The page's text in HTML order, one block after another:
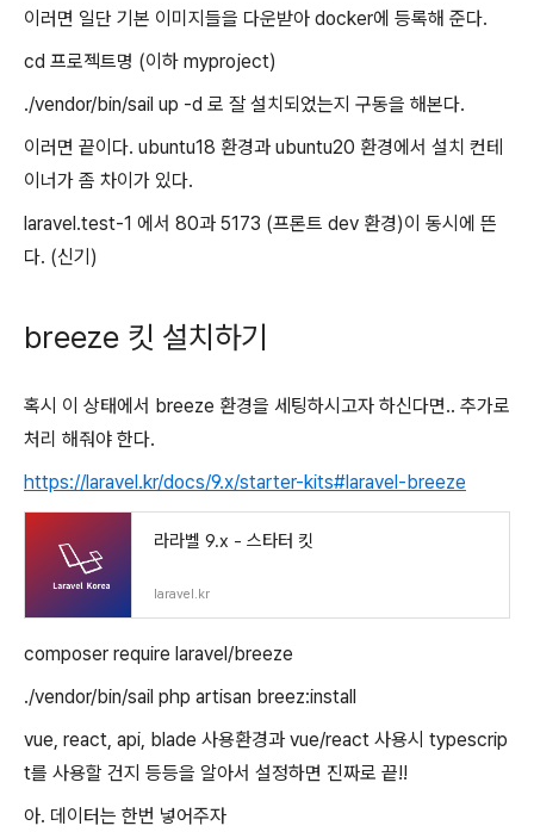
이러면 일단 기본 이미지들을 다운받아 docker에 등록해 준다.
cd 프로젝트명 (이하 myproject)
./vendor/bin/sail up -d 로 잘 설치되었는지 구동을 해본다.
이러면 끝이다. ubuntu18 환경과 ubuntu20 환경에서 설치 컨테
이너가 좀 차이가 있다.
laravel.test-1 에서 80과 5173 (프론트 dev 환경)이 동시에 뜬
다. (신기)
breeze 킷 설치하기
혹시 이 상태에서 breeze 환경을 세팅하시고자 하신다면.. 추가로
처리 해줘야 한다.
https://laravel.kr/docs/9.x/starter-kits#laravel-breeze
라라벨 9.x - 스타터 킷
laravel.kr
composer require laravel/breeze
./vendor/bin/sail php artisan breez:install
vue, react, api, blade 사용환경과 vue/react 사용시 typescrip
t를 사용할 건지 등등을 알아서 설정하면 진짜로 끝!!
아. 데이터는 한번 넣어주자